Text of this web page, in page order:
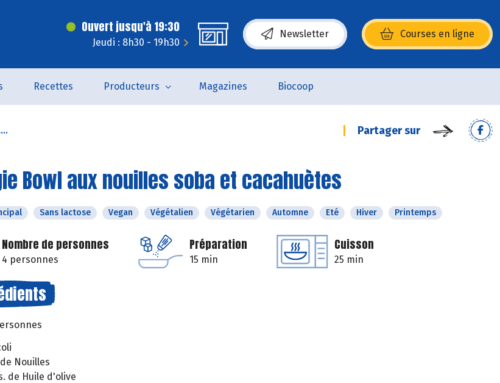
Ouvert jusqu'à 19:30
Jeudi : 8h30 - 19h30
Newsletter Courses en ligne
(s’ouvre dans une nouvelle fenêtre)
Recettes Producteurs Magazines Biocoop
Partager sur
Bowl aux nouilles soba et cacahuètes
Sans lactose Vegan Végétalien Végétarien Automne Eté Hiver Printemps
Nombre de personnes
4 personnes
Préparation
15 min
Cuisson
25 min
Nouilles
de Huile d'olive